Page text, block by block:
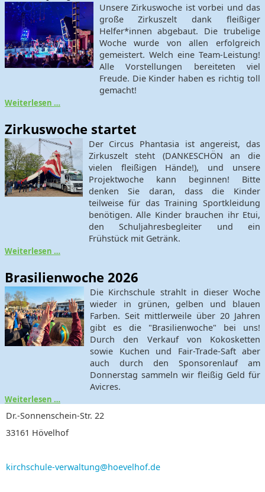
Unsere Zirkuswoche ist vorbei und das
große Zirkuszelt dank fleißiger
Helfer*innen abgebaut. Die trubelige
Woche wurde von allen erfolgreich
gemeistert. Welch eine Team-Leistung!
Alle Vorstellungen bereiteten viel
Freude. Die Kinder haben es richtig toll
gemacht!
Weiterlesen …
Zirkuswoche startet
Der Circus Phantasia ist angereist, das
Zirkuszelt steht (DANKESCHÖN an die
vielen fleißigen Hände!), und unsere
Projektwoche kann beginnen! Bitte
denken Sie daran, dass die Kinder
teilweise für das Training Sportkleidung
benötigen. Alle Kinder brauchen ihr Etui,
den Schuljahresbegleiter und ein
Frühstück mit Getränk.
Weiterlesen …
Brasilienwoche 2026
Die Kirchschule strahlt in dieser Woche
wieder in grünen, gelben und blauen
Farben. Seit mittlerweile über 20 Jahren
gibt es die "Brasilienwoche" bei uns!
Durch den Verkauf von Kokosketten
sowie Kuchen und Fair-Trade-Saft aber
auch durch den Sponsorenlauf am
Donnerstag sammeln wir fleißig Geld für
Avicres.
Weiterlesen …
Dr.-Sonnenschein-Str. 22
33161 Hövelhof
kirchschule-verwaltung@hoevelhof.de